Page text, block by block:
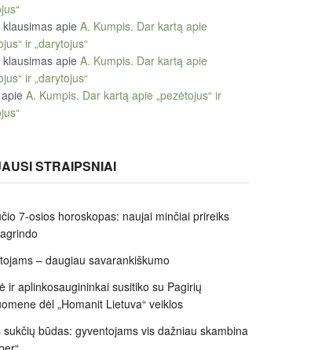
klausimasapie A. Kumpis. Dar kartą apie
ir „darytojus“
klausimasapie A. Kumpis. Dar kartą apie
ir „darytojus“
apie A. Kumpis. Dar kartą apie „pezėtojus“ ir
STRAIPSNIAI
7-osios horoskopas: naujai minčiai prireiks
– daugiau savarankiškumo
ir aplinkosaugininkai susitiko su Pagirių
dėl „Homanit Lietuva“ veiklos
sukčių būdas: gyventojams vis dažniau skambina